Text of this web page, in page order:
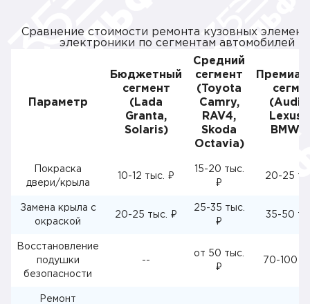
Сравнение стоимости ремонта кузовных
электроники по сегментам автомобилей
Параметр
Бюджетный
сегмент
(Lada
Granta,
Solaris)
Средний
сегмент
(Toyota
Camry,
RAV4,
Skoda
Octavia)
(Audi
Lexus
BMW
Покраска
двери/крыла
10-12 тыс. ₽
15-20 тыс.
₽
20-25
Замена крыла с
окраской
20-25 тыс. ₽
25-35 тыс.
₽
35-50
Восстановление
подушки
безопасности
--
от 50 тыс.
₽
70-100
Ремонт